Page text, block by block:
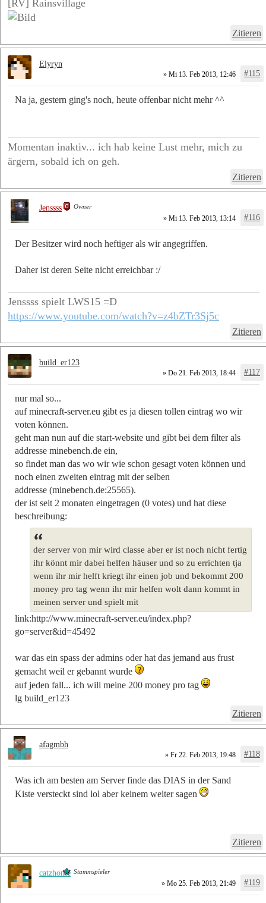
[RV] Rainsvillage
Zitieren
» Mi 13. Feb 2013, 12:46 #115
Na ja, gestern ging's noch, heute offenbar nicht mehr ^^
Momentan inaktiv... ich hab keine Lust mehr, mich zu
ärgern, sobald ich on geh.
Zitieren
Elyryn
» Mi 13. Feb 2013, 13:14 #116
Der Besitzer wird noch heftiger als wir angegriffen.
Daher ist deren Seite nicht erreichbar :/
Jenssss spielt LWS15 =D
https://www.youtube.com/watch?v=z4bZTr3Sj5c
Zitieren
Jenssss Owner
» Do 21. Feb 2013, 18:44 #117
nur mal so...
auf minecraft-server.eu gibt es ja diesen tollen eintrag wo wir
voten können.
geht man nun auf die start-website und gibt bei dem filter als
addresse minebench.de ein,
so findet man das wo wir wie schon gesagt voten können und
noch einen zweiten eintrag mit der selben
addresse (minebench.de:25565).
der ist seit 2 monaten eingetragen (0 votes) und hat diese
beschreibung:
der server von mir wird classe aber er ist noch nicht fertig
ihr könnt mir dabei helfen häuser und so zu errichten tja
wenn ihr mir helft kriegt ihr einen job und bekommt 200
money pro tag wenn ihr mir helfen wolt dann kommt in
meinen server und spielt mit
link:http://www.minecraft-server.eu/index.php?
go=server&id=45492
war das ein spass der admins oder hat das jemand aus frust
gemacht weil er gebannt wurde
auf jeden fall... ich will meine 200 money pro tag
lg build_er123
Zitieren
build_er123
» Fr 22. Feb 2013, 19:48 #118
Was ich am besten am Server finde das DIAS in der Sand
Kiste versteckt sind lol aber keinem weiter sagen
Zitieren
afagmbh
» Mo 25. Feb 2013, 21:49 #119
catzhome Stammspieler